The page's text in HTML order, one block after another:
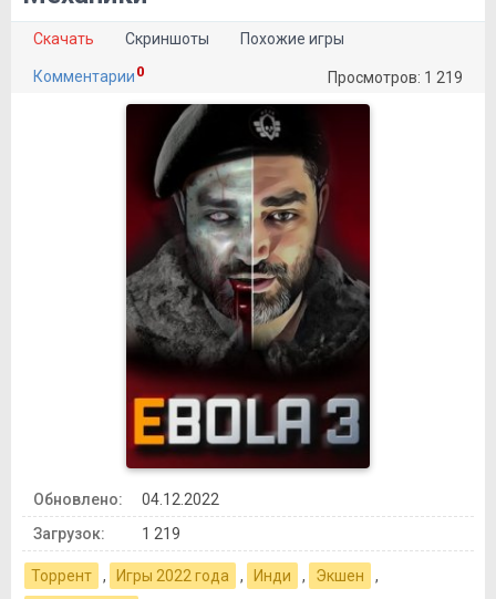
Скачать Скриншоты Похожие игры
Комментарии 0 Просмотров: 1 219
Обновлено:
04.12.2022
Загрузок:
1 219
Торрент , Игры 2022 года , Инди , Экшен
,